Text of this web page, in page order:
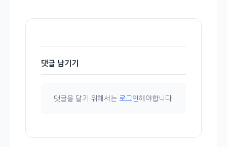
댓글 남기기
댓글을 달기 위해서는 로그인해야합니다.